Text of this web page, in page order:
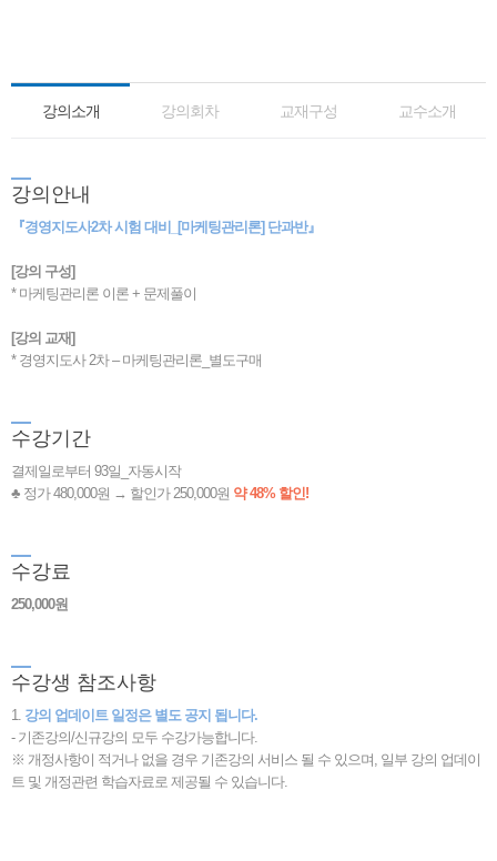
강의소개
강의안내
『경영지도사2차 시험 대비_[마케팅관리론] 단과반』
[강의 구성]
* 마케팅관리론 이론 + 문제풀이
[강의 교재]
* 경영지도사 2차 – 마케팅관리론_별도구매
수강기간
결제일로부터 93일_자동시작
♣ 정가 480,000원 → 할인가 250,000원 약 48% 할인!
수강료
250,000원
수강생 참조사항
1. 강의 업데이트 일정은 별도 공지 됩니다.
- 기존강의/신규강의 모두 수강가능합니다.
※ 개정사항이 적거나 없을 경우 기존강의 서비스 될 수 있으며, 일부 강의 업데이
트 및 개정관련 학습자료로 제공될 수 있습니다.
강의회차 교재구성 교수소개